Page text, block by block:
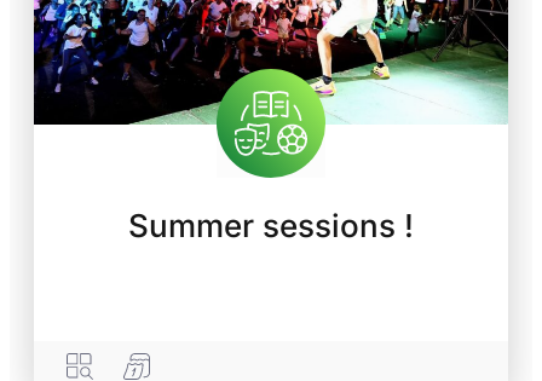
Summer sessions !